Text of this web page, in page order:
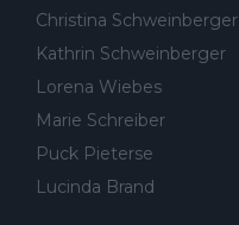
Christina Schweinberger
Kathrin Schweinberger
Lorena Wiebes
Marie Schreiber
Puck Pieterse
Lucinda Brand